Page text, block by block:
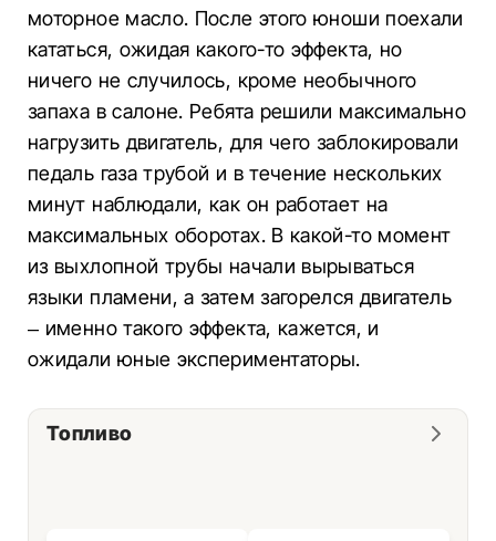
моторное масло. После этого юноши поехали
кататься, ожидая какого-то эффекта, но
ничего не случилось, кроме необычного
запаха в салоне. Ребята решили максимально
нагрузить двигатель, для чего заблокировали
педаль газа трубой и в течение нескольких
минут наблюдали, как он работает на
максимальных оборотах. В какой-то момент
из выхлопной трубы начали вырываться
языки пламени, а затем загорелся двигатель
– именно такого эффекта, кажется, и
ожидали юные экспериментаторы.
Топливо